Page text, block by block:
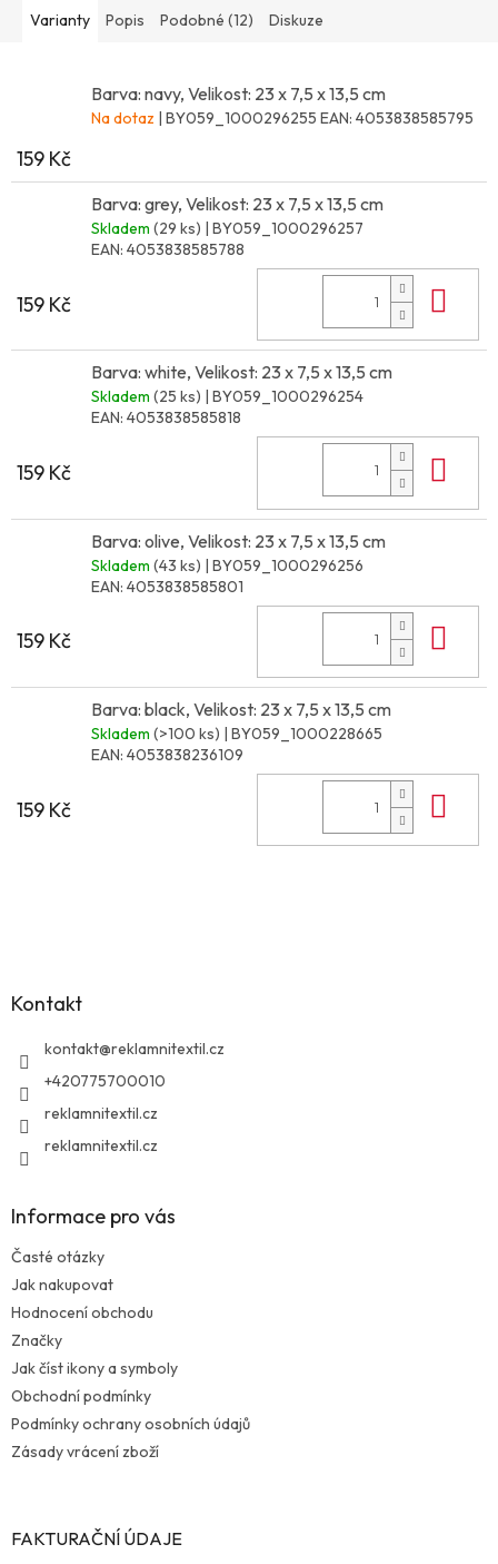
Varianty Popis Podobné (12) Diskuze
Barva: navy, Velikost: 23 x 7,5 x 13,5 cm
Na dotaz | BY059_1000296255 EAN: 4053838585795
159 Kč
Barva: grey, Velikost: 23 x 7,5 x 13,5 cm
Skladem (29 ks) | BY059_1000296257
EAN: 4053838585788
159 Kč
Barva: white, Velikost: 23 x 7,5 x 13,5 cm
Skladem (25 ks) | BY059_1000296254
EAN: 4053838585818
159 Kč
Barva: olive, Velikost: 23 x 7,5 x 13,5 cm
Skladem (43 ks) | BY059_1000296256
EAN: 4053838585801
159 Kč
Barva: black, Velikost: 23 x 7,5 x 13,5 cm
Skladem (>100 ks) | BY059_1000228665
EAN: 4053838236109
159 Kč
Kontakt
kontakt@reklamnitextil.cz
+420775700010
reklamnitextil.cz
reklamnitextil.cz
Informace pro vás
Časté otázky
Jak nakupovat
Hodnocení obchodu
Značky
Jak číst ikony a symboly
Obchodní podmínky
Podmínky ochrany osobních údajů
Zásady vrácení zboží
FAKTURAČNÍ ÚDAJE